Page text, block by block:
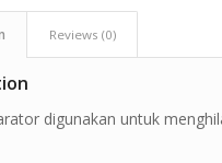
Reviews (0)
digunakan untuk